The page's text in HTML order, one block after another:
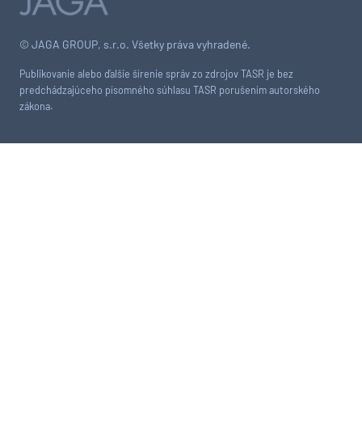
© JAGA GROUP, s.r.o. Všetky práva vyhradené.
Publikovanie alebo ďalšie šírenie správ zo zdrojov TASR je bez
predchádzajúceho písomného súhlasu TASR porušením autorského
zákona.